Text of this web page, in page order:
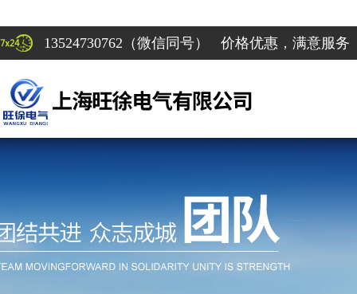
13524730762（微信同号） 价格优惠，满意服务